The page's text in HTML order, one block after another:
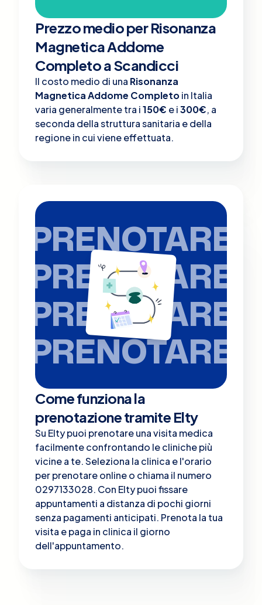
Prezzo medio per Risonanza
Magnetica Addome
Completo a Scandicci
Il costo medio di una Risonanza
Magnetica Addome Completoin Italia
varia generalmente tra i150€ e i300€, a
seconda della struttura sanitaria e della
regione in cui viene effettuata.
PRENOTARE
PRENOTARE
PRENOTARE
PRENOTARE
Come funziona la
prenotazione tramite Elty
Su Elty puoi prenotare una visita medica
facilmente confrontando le cliniche più
vicine a te. Seleziona la clinica e l'orario
per prenotare online o chiama il numero
0297133028. Con Elty puoi fissare
appuntamenti a distanza di pochi giorni
senza pagamenti anticipati. Prenota la tua
visita e paga in clinica il giorno
dell'appuntamento.